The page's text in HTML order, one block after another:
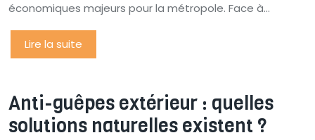
économiques majeurs pour la métropole. Face à…
Lire la suite
Anti-guêpes extérieur : quelles
solutions naturelles existent ?